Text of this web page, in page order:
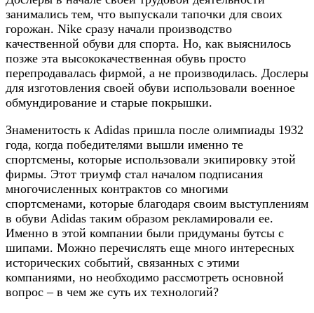
занимались тем, что выпускали тапочки для своих
горожан. Nike сразу начали производство
качественной обуви для спорта. Но, как выяснилось
позже эта высококачественная обувь просто
перепродавалась фирмой, а не производилась. Дослеры
для изготовления своей обуви использовали военное
обмундирование и старые покрышки.
Знаменитость к Adidas пришла после олимпиады 1932
года, когда победителями вышли именно те
спортсмены, которые использовали экипировку этой
фирмы. Этот триумф стал началом подписания
многочисленных контрактов со многими
спортсменами, которые благодаря своим выступлениям
в обуви Adidas таким образом рекламировали ее.
Именно в этой компании были придуманы бутсы с
шипами. Можно перечислять еще много интересных
исторических событий, связанных с этими
компаниями, но необходимо рассмотреть основной
вопрос – в чем же суть их технологий?